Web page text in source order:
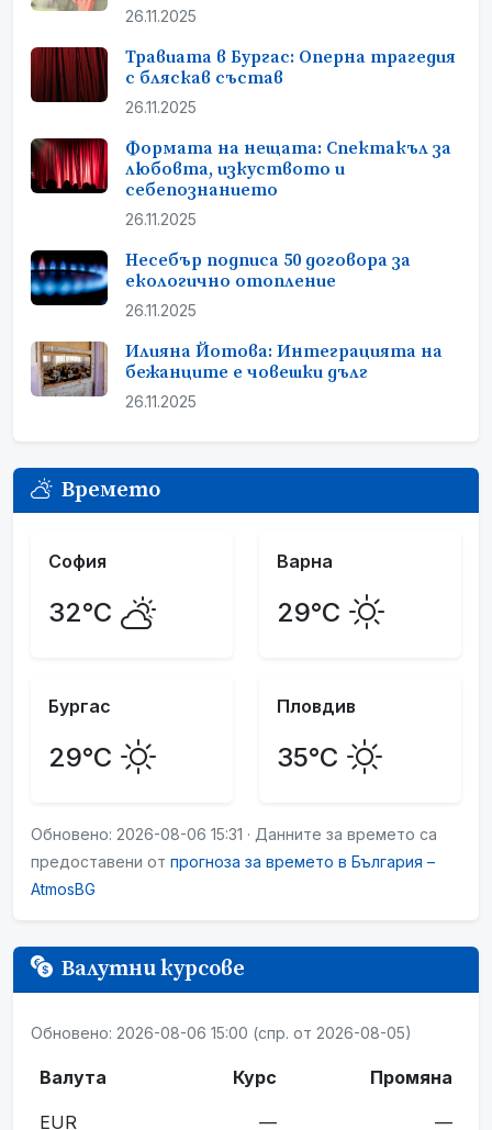
26.11.2025
Травиата в Бургас: Оперна трагедия
с бляскав състав
26.11.2025
Формата на нещата: Спектакъл за
любовта, изкуството и
себепознанието
26.11.2025
Несебър подписа 50 договора за
екологично отопление
26.11.2025
Илияна Йотова: Интеграцията на
бежанците е човешки дълг
26.11.2025
Времето
София
32°C
Варна
29°C
Бургас
29°C
Пловдив
35°C
Обновено: 2026-08-06 15:31 · Данните за времето са
предоставени от прогноза за времето в България –
AtmosBG
Валутни курсове
Валута Курс Промяна
EUR — —
Обновено: 2026-08-06 15:00 (спр. от 2026-08-05)